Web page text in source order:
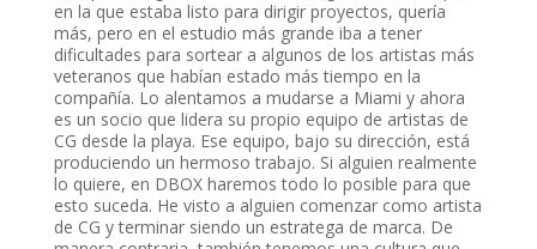
en la que estaba listo para dirigir proyectos, quería
más, pero en el estudio más grande iba a tener
dificultades para sortear a algunos de los artistas más
veteranos que habían estado más tiempo en la
compañía. Lo alentamos a mudarse a Miami y ahora
es un socio que lidera su propio equipo de artistas de
CG desde la playa. Ese equipo, bajo su dirección, está
produciendo un hermoso trabajo. Si alguien realmente
lo quiere, en DBOX haremos todo lo posible para que
esto suceda. He visto a alguien comenzar como artista
de CG y terminar siendo un estratega de marca. De